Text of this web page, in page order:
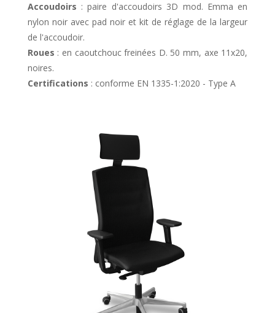
Accoudoirs : paire d'accoudoirs 3D mod. Emma en
nylon noir avec pad noir et kit de réglage de la largeur
de l'accoudoir.
Roues : en caoutchouc freinées D. 50 mm, axe 11x20,
noires.
Certifications : conforme EN 1335-1:2020 - Type A